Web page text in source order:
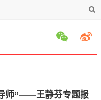
师”——王静芬专题报